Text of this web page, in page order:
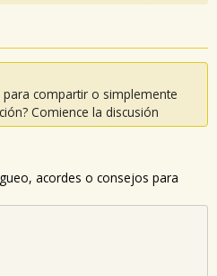
compartir o simplemente
Comience la discusión
acordes o consejos para